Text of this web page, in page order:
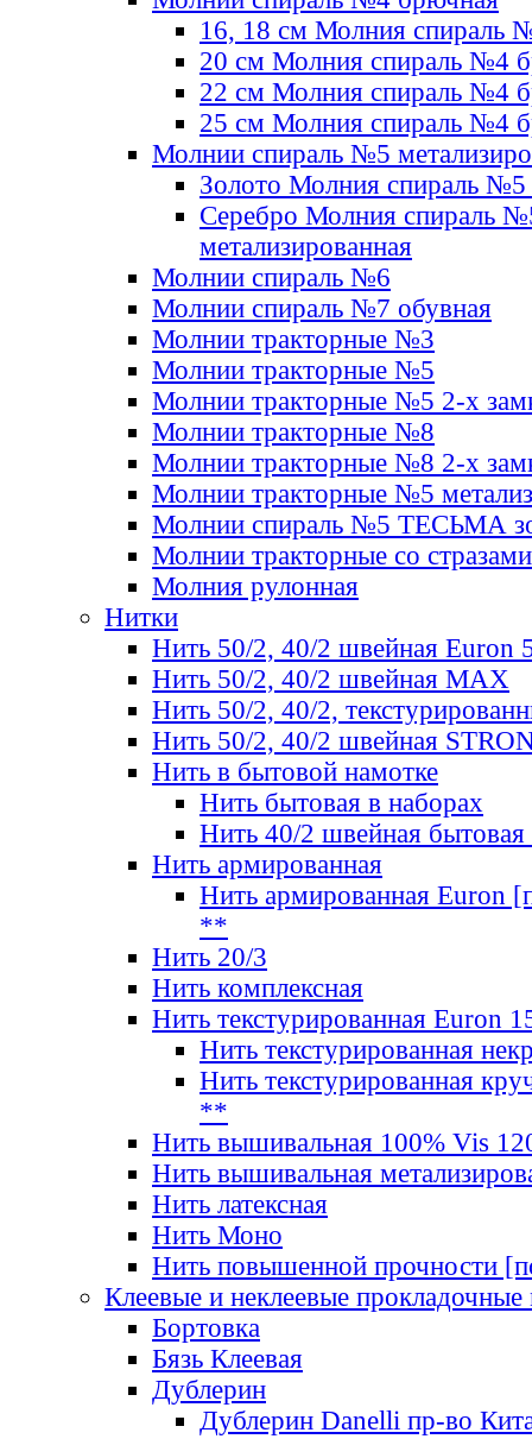
16, 18 см Молния спираль
20 см Молния спираль №4
22 см Молния спираль №4
25 см Молния спираль №4
Молнии спираль №5
Золото Молния спираль №5
Серебро Молния спираль
метализированная
Молнии спираль №6
Молнии спираль №7 обувная
Молнии тракторные №3
Молнии тракторные №5
Молнии тракторные №5 2-х
Молнии тракторные №8
Молнии тракторные №8 2-х
Молнии тракторные №5
Молнии спираль №5 ТЕСЬМА
Молнии тракторные со стразами
Молния рулонная
Нитки
Нить 50/2, 40/2 швейная Euron
Нить 50/2, 40/2 швейная МАХ
Нить 50/2, 40/2,
Нить 50/2, 40/2 швейная
Нить в бытовой намотке
Нить бытовая в наборах
Нить 40/2 швейная бытовая
Нить армированная
Нить армированная Euron
**
Нить 20/3
Нить комплексная
Нить текстурированная Euron
Нить текстурированная
Нить текстурированная
**
Нить вышивальная 100% Vis
Нить вышивальная
Нить латексная
Нить Моно
Нить повышенной прочности
Клеевые и неклеевые прокладочные
Бортовка
Бязь Клеевая
Дублерин
Дублерин Danelli пр-во